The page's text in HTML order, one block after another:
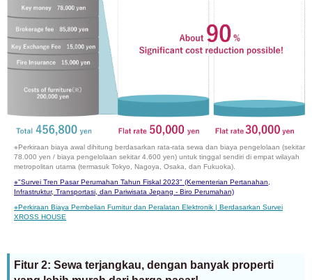
※Perkiraan biaya awal dihitung berdasarkan rata-rata sewa dan biaya pengelolaan (sekitar
78.000 yen / biaya pengelolaan sekitar 4.600 yen) untuk tinggal sendiri di empat wilayah
metropolitan utama (termasuk Tokyo, Nagoya, Osaka, dan Fukuoka).
※"Survei Tren Pasar Perumahan Tahun Fiskal 2023" (Kementerian Pertanahan,
Infrastruktur, Transportasi, dan Pariwisata Jepang - Biro Perumahan)
※Perkiraan Biaya Pembelian Furnitur dan Peralatan Elektronik | Berdasarkan Survei
XROSS HOUSE
Fitur 2: Sewa terjangkau, dengan banyak properti